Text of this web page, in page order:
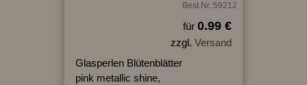
Best.Nr.:59212
für 0.99 €
zzgl. Versand
Glasperlen Blütenblätter
pink metallic shine,